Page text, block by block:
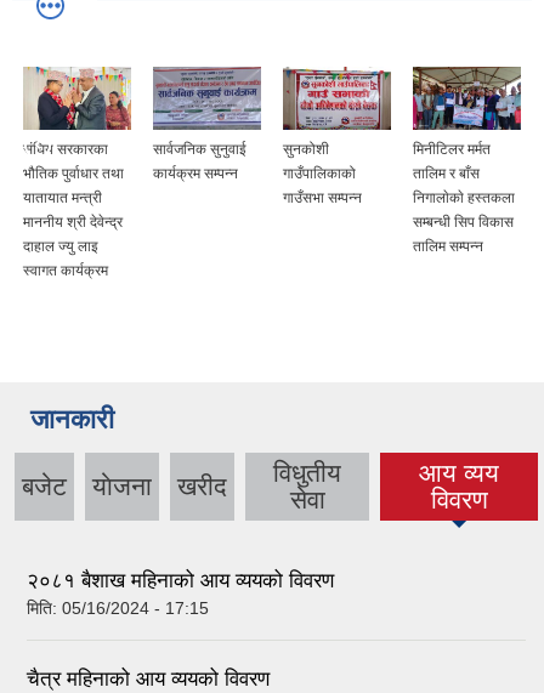
संघिय सरकारका
भौतिक पुर्वाधार तथा
यातायात मन्त्री
माननीय श्री देवेन्द्र
दाहाल ज्यु लाइ
स्वागत कार्यक्रम
सार्वजनिक सुनुवाई
कार्यक्रम सम्पन्न
सुनकोशी
गाउँपालिकाको
गाउँसभा सम्पन्न
मिनीटिलर मर्मत
तालिम र बाँस
निगालाेकाे हस्तकला
सम्बन्धी सिप विकास
तालिम सम्पन्न
जानकारी
बजेट याेजना खरीद
विधुतीय
सेवा
आय व्यय
विवरण
(active tab)
२०८१ बैशाख महिनाको आय व्ययको विवरण
मिति: 05/16/2024 - 17:15
चैत्र महिनाको आय व्ययको विवरण